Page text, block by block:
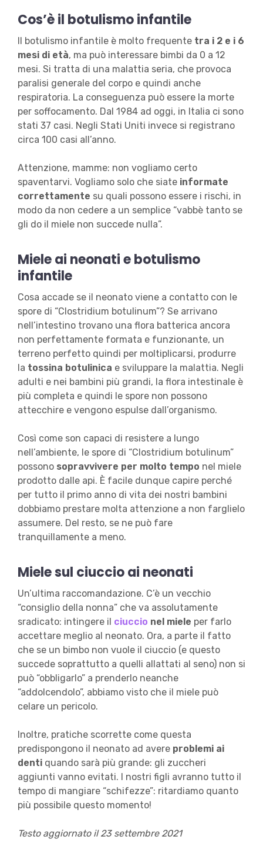
Cos’è il botulismo infantile
Il botulismo infantile è molto frequentetra i 2 e i 6
mesi di età, ma può interessare bimbi da 0 a 12
mesi. Si tratta di una malattia seria, che provoca
paralisi generale del corpo e quindi anche
respiratoria. La conseguenza può essere la morte
per soffocamento. Dal 1984 ad oggi, in Italia ci sono
stati 37 casi. Negli Stati Uniti invece si registrano
circa 100 casi all’anno.
Attenzione, mamme: non vogliamo certo
spaventarvi. Vogliamo solo che siate informate
correttamente su quali possono essere i rischi, in
modo da non cedere a un semplice “vabbè tanto se
gli do il miele non succede nulla”.
Miele ai neonati e botulismo
infantile
Cosa accade se il neonato viene a contatto con le
spore di “Clostridium botulinum”? Se arrivano
nell’intestino trovano una flora batterica ancora
non perfettamente formata e funzionante, un
terreno perfetto quindi per moltiplicarsi, produrre
la tossina botulinica e sviluppare la malattia. Negli
adulti e nei bambini più grandi, la flora intestinale è
più completa e quindi le spore non possono
attecchire e vengono espulse dall’organismo.
Così come son capaci di resistere a lungo
nell’ambiente, le spore di “Clostridium botulinum”
possono sopravvivere per molto tempo nel miele
prodotto dalle api. È facile dunque capire perché
per tutto il primo anno di vita dei nostri bambini
dobbiamo prestare molta attenzione a non farglielo
assumere. Del resto, se ne può fare
tranquillamente a meno.
Miele sul ciuccio ai neonati
Un’ultima raccomandazione. C’è un vecchio
“consiglio della nonna” che va assolutamente
sradicato: intingere il ciuccio nel miele per farlo
accettare meglio al neonato. Ora, a parte il fatto
che se un bimbo non vuole il ciuccio (e questo
succede soprattutto a quelli allattati al seno) non si
può “obbligarlo” a prenderlo neanche
“addolcendolo”, abbiamo visto che il miele può
celare un pericolo.
Inoltre, pratiche scorrette come questa
predispongono il neonato ad avere problemi ai
dentiquando sarà più grande: gli zuccheri
aggiunti vanno evitati. I nostri figli avranno tutto il
tempo di mangiare “schifezze”: ritardiamo quanto
più possibile questo momento!
Testo aggiornato il 23 settembre 2021